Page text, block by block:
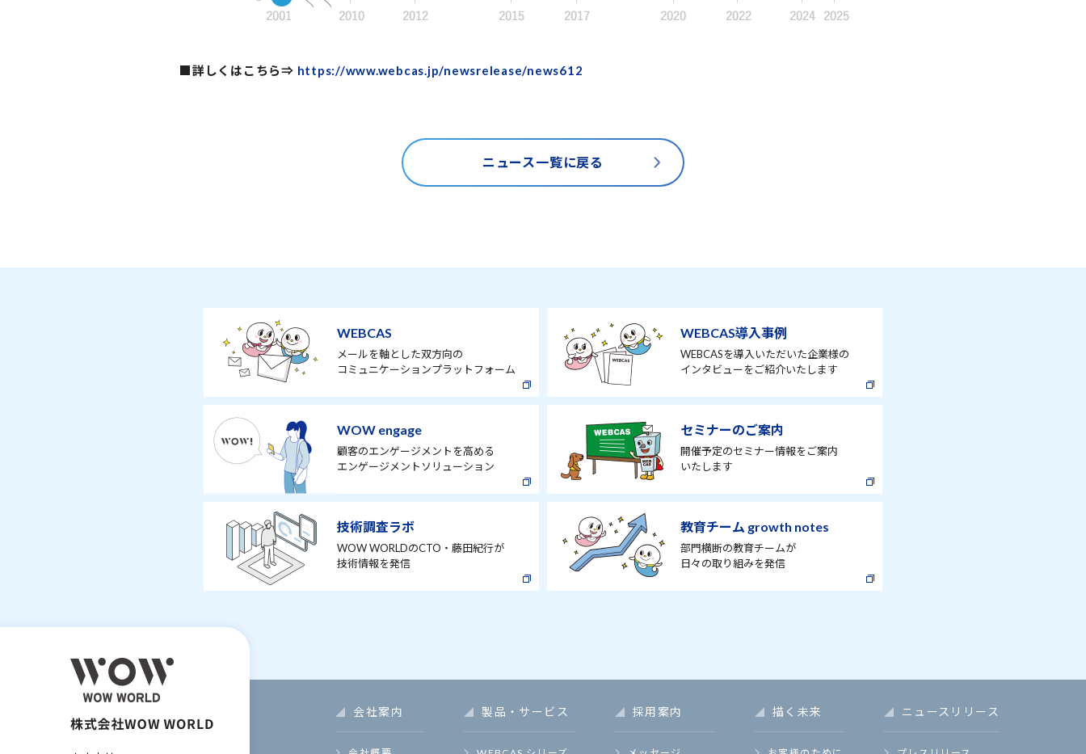
■詳しくはこちら⇒ https://www.webcas.jp/newsrelease/news612
ニュース一覧に戻る
WEBCAS
メールを軸とした双方向の
コミュニケーションプラットフォーム
WEBCAS導入事例
WEBCASを導入いただいた企業様の
インタビューをご紹介いたします
WOW engage
顧客のエンゲージメントを高める
エンゲージメントソリューション
セミナーのご案内
開催予定のセミナー情報をご案内
いたします
技術調査ラボ
WOW WORLDのCTO・藤田紀行が
技術情報を発信
教育チーム growth notes
部門横断の教育チームが
日々の取り組みを発信
会社案内 製品・サービス 採用案内 描く未来 ニュースリリース